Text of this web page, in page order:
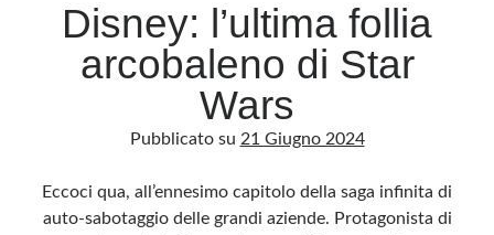
Disney: l’ultima follia
arcobaleno di Star
Wars
Pubblicato su 21 Giugno 2024
Eccoci qua, all’ennesimo capitolo della saga infinita di
auto-sabotaggio delle grandi aziende. Protagonista di